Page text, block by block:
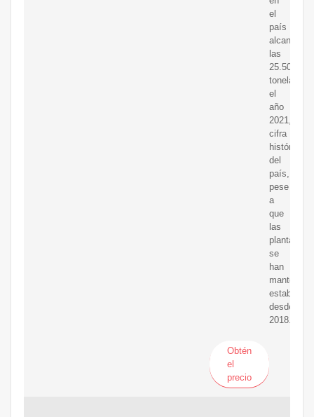
el
país
alcanzó
las
25.500
toneladas
el
año
2021,
cifra
histórica
del
país,
pese
a
que
las
se
han
mantenido
estables
desde
2018.
Obtén
el
precio